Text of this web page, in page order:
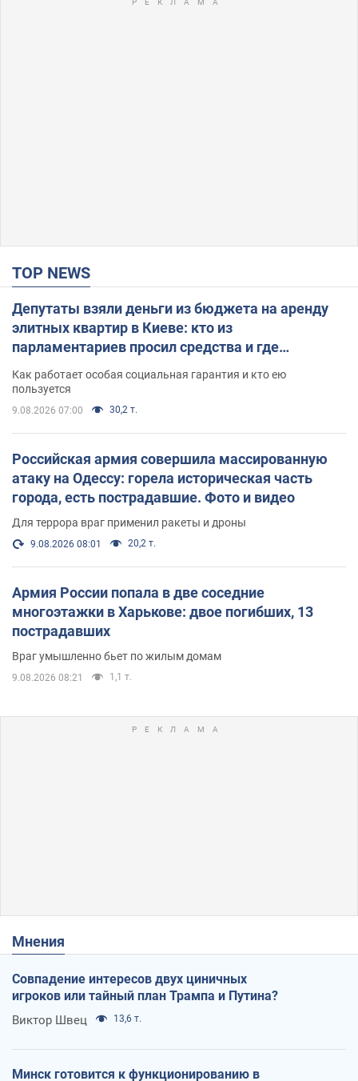
TOP NEWS
Депутаты взяли деньги из бюджета на аренду
элитных квартир в Киеве: кто из
парламентариев просил средства и где
поселился
Как работает особая социальная гарантия и кто ею
пользуется
9.08.2026 07:00 30,2 т.
Российская армия совершила массированную
атаку на Одессу: горела историческая часть
города, есть пострадавшие. Фото и видео
Для террора враг применил ракеты и дроны
9.08.2026 08:01 20,2 т.
Армия России попала в две соседние
многоэтажки в Харькове: двое погибших, 13
пострадавших
Враг умышленно бьет по жилым домам
9.08.2026 08:21 1,1 т.
Мнения
Совпадение интересов двух циничных
игроков или тайный план Трампа и Путина?
Виктор Швец 13,6 т.
Минск готовится к функционированию в